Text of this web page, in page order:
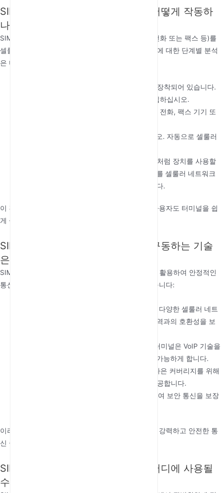
SIM 기반 고정형 셀룰러 터미널은 어떻게 작동하
나요?
SIM 기반 고정형 셀룰러 터미널은 기존 통신 장치(전화 또는 팩스 등)를
셀룰러 네트워크에 연결하여 작동합니다. 작동 방식에 대한 단계별 분석
은 다음과 같습니다:
: 터미널에는 SIM 카드 슬롯이 장착되어 있습니다.
선호하는 셀룰러 제공업체의 SIM 카드를 삽입하십시오.
: 표준 전화 케이블을 사용하여 유선 전화, 팩스 기기 또
: 터미널을 전원에 연결하고 켜십시오. 자동으로 셀룰러
: 연결이 완료되면 평소처럼 장치를 사용할
수 있습니다. 터미널은 장치의 아날로그 신호를 셀룰러 네트워크
를 통한 전송을 위해 디지털 신호로 변환합니다.
이 간단한 프로세스 덕분에 기술에 익숙하지 않은 사용자도 터미널을 쉽
게 설정하고 사용할 수 있습니다.
SIM 기반 고정형 셀룰러 터미널을 구동하는 기술
은 무엇인가요?
SIM 기반 고정형 셀룰러 터미널은 고급 무선 기술을 활용하여 안정적인
통신 서비스를 제공합니다. 주요 기술은 다음과 같습니다:
: 모델에 따라 터미널은 다양한 셀룰러 네트
워크 표준을 지원하여 다양한 제공업체 및 지역과의 호환성을 보
: 일부 터미널은 VoIP 기술을
통합하여 인터넷을 통한 고품질 음성 통화를 가능하게 합니다.
: 특정 모델은 이중화 또는 더 나은 커버리지를 위해
네트워크 간 전환을 위한 듀얼 SIM 기능을 제공합니다.
: 음성 및 데이터 전송을 암호화하여 보안 통신을 보장
이러한 기술들은 함께 작동하여 다양한 응용 분야에 강력하고 안전한 통
신 솔루션을 제공합니다.
SIM 기반 고정형 셀룰러 터미널은 어디에 사용될
수 있나요?